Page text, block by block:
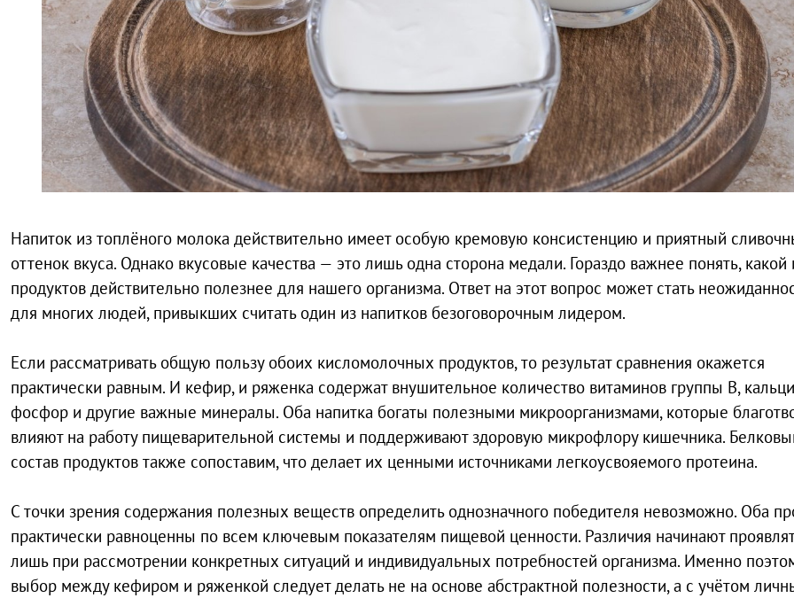
Напиток из топлёного молока действительно имеет особую кремовую консистенцию и приятный
оттенок вкуса. Однако вкусовые качества — это лишь одна сторона медали. Гораздо важнее понять, какой
продуктов действительно полезнее для нашего организма. Ответ на этот вопрос может стать
для многих людей, привыкших считать один из напитков безоговорочным лидером.
Если рассматривать общую пользу обоих кисломолочных продуктов, то результат сравнения окажется
практически равным. И кефир, и ряженка содержат внушительное количество витаминов группы В,
фосфор и другие важные минералы. Оба напитка богаты полезными микроорганизмами, которые
влияют на работу пищеварительной системы и поддерживают здоровую микрофлору кишечника.
состав продуктов также сопоставим, что делает их ценными источниками легкоусвояемого протеина.
С точки зрения содержания полезных веществ определить однозначного победителя невозможно. Оба
практически равноценны по всем ключевым показателям пищевой ценности. Различия начинают
лишь при рассмотрении конкретных ситуаций и индивидуальных потребностей организма. Именно
выбор между кефиром и ряженкой следует делать не на основе абстрактной полезности, а с учётом